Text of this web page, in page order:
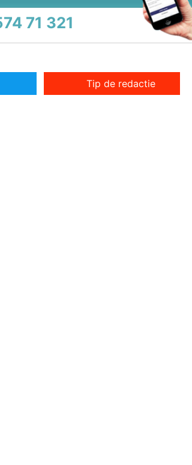
71 321
Tip de redactie